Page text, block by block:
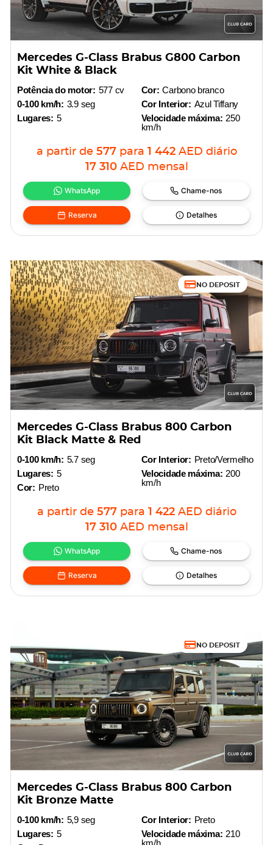
Mercedes G-Class Brabus G800 Carbon
Kit White & Black
Potência do motor: 577 cv
0-100 km/h: 3.9 seg
Lugares: 5
Cor: Carbono branco
Cor Interior: Azul Tiffany
Velocidade máxima: 250
km/h
a partir de 577 para 1 442 AED diário
17 310 AED mensal
WhatsApp Chame-nos
Reserva Detalhes
NO DEPOSIT
Mercedes G-Class Brabus 800 Carbon
Kit Black Matte & Red
0-100 km/h: 5.7 seg
Lugares: 5
Cor: Preto
Cor Interior: Preto/Vermelho
Velocidade máxima: 200
km/h
a partir de 577 para 1 422 AED diário
17 310 AED mensal
WhatsApp Chame-nos
Reserva Detalhes
NO DEPOSIT
Mercedes G-Class Brabus 800 Carbon
Kit Bronze Matte
0-100 km/h: 5,9 seg
Lugares: 5
Cor Interior: Preto
Velocidade máxima: 210
km/h